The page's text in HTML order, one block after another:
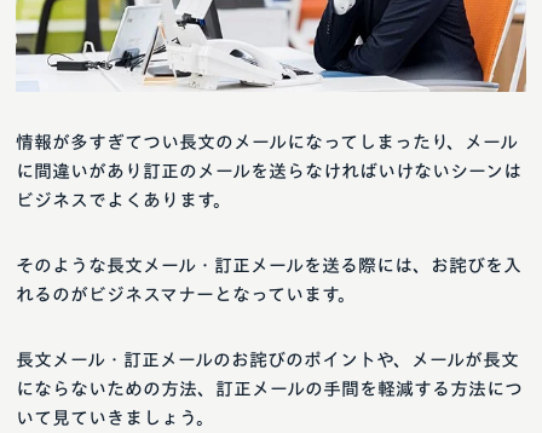
長文メール・訂正メールのお詫びのポイントや、メールが長文
にならないための方法、訂正メールの手間を軽減する方法につ
いて見ていきましょう。
そのような長文メール・訂正メールを送る際には、お詫びを入
れるのがビジネスマナーとなっています。
情報が多すぎてつい長文のメールになってしまったり、メール
に間違いがあり訂正のメールを送らなければいけないシーンは
ビジネスでよくあります。